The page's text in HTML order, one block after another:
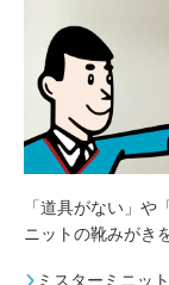
「道具がない」や
ニットの靴みがき
ミスターミニッ